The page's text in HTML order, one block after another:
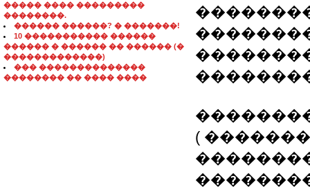
����� ���� ���������
��������.
������ ������? � �������!
10 ����������� ������
������ � ������ �� ������ (�
�������������)
��� ��������������
�������� �� ���� ����
(